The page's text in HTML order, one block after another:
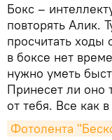
Бокс –
повторять Алик.
просчитать ходы
в боксе нет
нужно уметь
Принесет ли оно
от тебя. Все как
Фотолента